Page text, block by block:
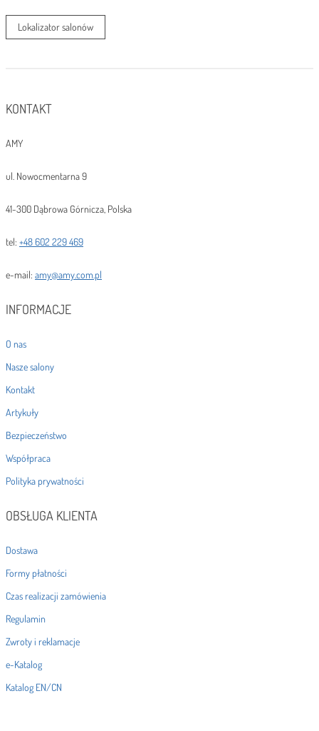
Lokalizator salonów
KONTAKT
AMY
ul. Nowocmentarna 9
41-300 Dąbrowa Górnicza, Polska
tel: +48 602 229 469
e-mail: amy@amy.com.pl
INFORMACJE
O nas
Nasze salony
Kontakt
Artykuły
Bezpieczeństwo
Współpraca
Polityka prywatności
OBSŁUGA KLIENTA
Dostawa
Formy płatności
Czas realizacji zamówienia
Regulamin
Zwroty i reklamacje
e-Katalog
Katalog EN/CN